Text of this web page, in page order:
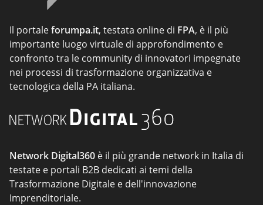
Il portaleforumpa.it, testata online di FPA, è il più
importante luogo virtuale di approfondimento e
confronto tra le community di innovatori impegnate
nei processi di trasformazione organizzativa e
tecnologica della PA italiana.
Network Digital360 è il più grande network in Italia di
testate e portali B2B dedicati ai temi della
Trasformazione Digitale e dell'innovazione
Imprenditoriale.